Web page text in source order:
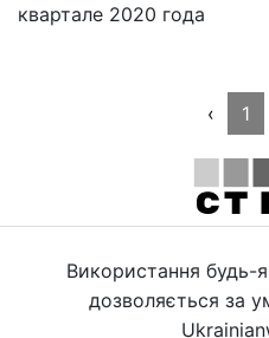
квартале 2020 года
‹ 1
Використання будь-
дозволяється за